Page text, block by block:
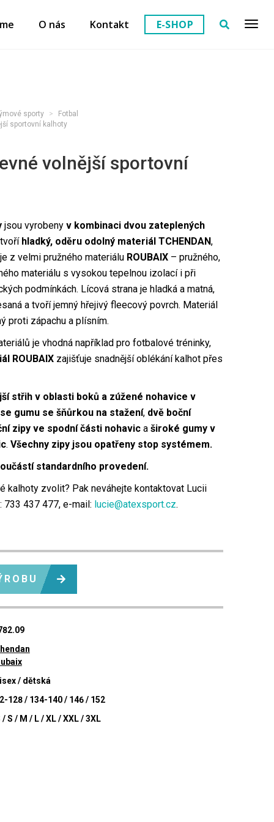
O nás Kontakt E-SHOP
sporty
Fotbal
sportovní kalhoty
volnější sportovní
jsou vyrobeny v kombinaci dvou zateplených
hladký, oděru odolný materiál TCHENDAN,
z velmi pružného materiálu ROUBAIX– pružného,
materiálu s vysokou tepelnou izolací i při
podmínkách. Lícová strana je hladká a matná,
a tvoří jemný hřejivý fleecový povrch. Materiál
proti zápachu a plísním.
je vhodná například pro fotbalové tréninky,
ROUBAIXzajišťuje snadnější oblékání kalhot přes
střih v oblasti boků a zúžené nohavice v
gumu se šňůrkou na stažení, dvě boční
zipy ve spodní části nohavica široké gumy v
. Všechny zipy jsou opatřeny stop systémem.
standardního provedení.
kalhoty zvolit? Pak neváhejte kontaktovat Lucii
733 437 477, e-mail: lucie@atexsport.cz.
/ dětská
128 / 134-140 / 146 / 152
/ S / M / L / XL / XXL / 3XL